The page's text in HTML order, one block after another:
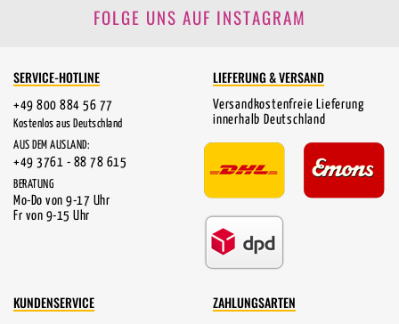
FOLGE UNS AUF INSTAGRAM
SERVICE-HOTLINE
+49 800 884 56 77
Kostenlos aus Deutschland
AUS DEM AUSLAND:
+49 3761 - 88 78 615
BERATUNG
Mo-Do von 9-17 Uhr
Fr von 9-15 Uhr
LIEFERUNG & VERSAND
Versandkostenfreie Lieferung
innerhalb Deutschland
KUNDENSERVICE ZAHLUNGSARTEN